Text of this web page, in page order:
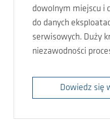
dowolnym miejscu i
do danych
serwisowych. Duży
niezawodności
Dowiedz się